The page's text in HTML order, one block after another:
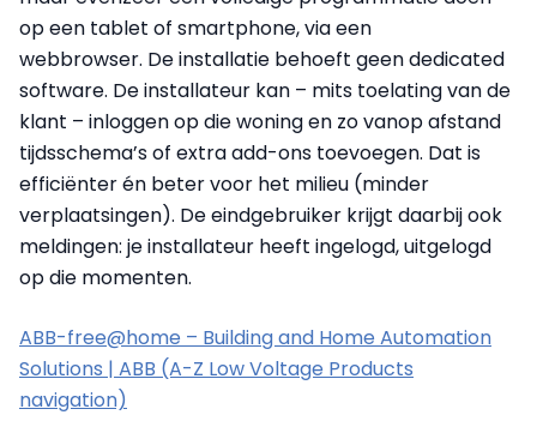
op een tablet of smartphone, via een
webbrowser. De installatie behoeft geen dedicated
software. De installateur kan – mits toelating van de
klant – inloggen op die woning en zo vanop afstand
tijdsschema’s of extra add-ons toevoegen. Dat is
efficiënter én beter voor het milieu (minder
verplaatsingen). De eindgebruiker krijgt daarbij ook
meldingen: je installateur heeft ingelogd, uitgelogd
op die momenten.
ABB-free@home – Building and Home Automation
Solutions | ABB (A-Z Low Voltage Products
navigation)